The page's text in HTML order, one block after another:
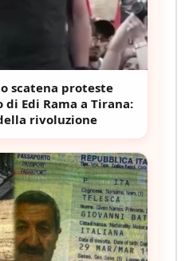
scatena proteste
Edi Rama a Tirana:
rivoluzione